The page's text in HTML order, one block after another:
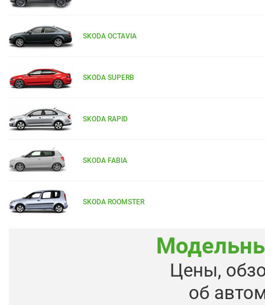
SKODA OCTAVIA
SKODA SUPERB
SKODA RAPID
SKODA FABIA
SKODA ROOMSTER
Цены,
об